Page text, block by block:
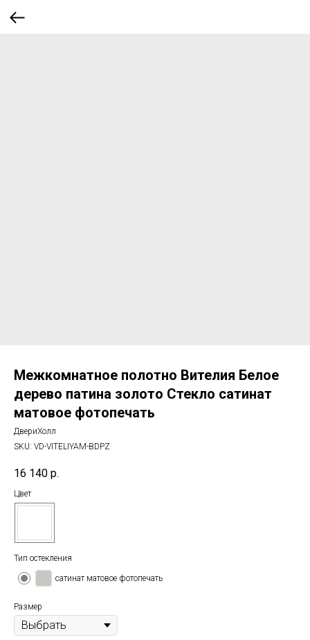
Межкомнатное полотно Вителия Белое
дерево патина золото Стекло сатинат
матовое фотопечать
ДвериХолл
SKU: VD-VITELIYAM-BDPZ
16 140 р.
Цвет
Тип остекления
сатинат матовое фотопечать
Размер